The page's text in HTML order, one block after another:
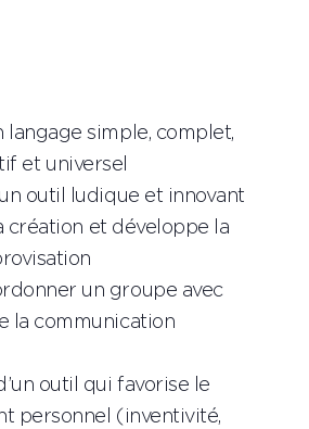
langage simple, complet,
et universel
outil ludique et innovant
création et développe la
un groupe avec
la communication
outil qui favorise le
personnel (inventivité,